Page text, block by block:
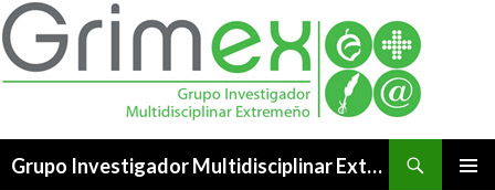
Grupo Investigador Multidisciplinar Extremeño